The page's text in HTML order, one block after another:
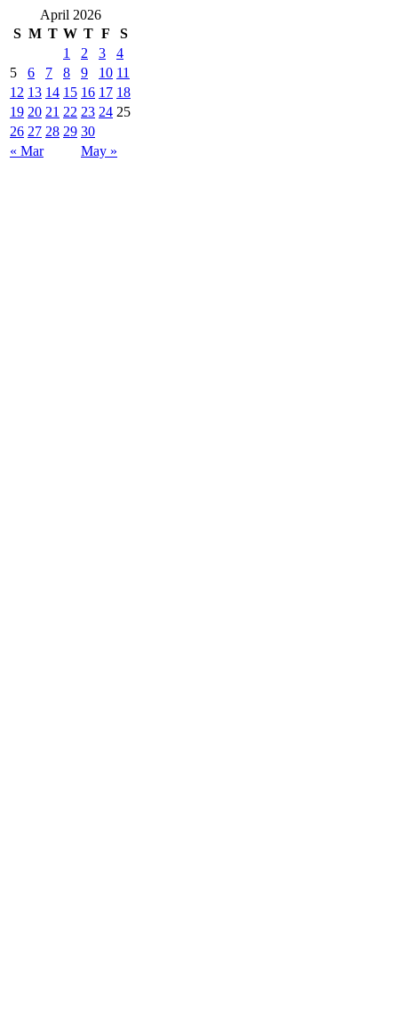
April 2026
S M T W T F S
« Mar May »
1 2 3
4
5
6 7 8 9 10 11
12 13 14 15 16 17 18
19 20 21 22 23 24 25
26 27 28 29 30